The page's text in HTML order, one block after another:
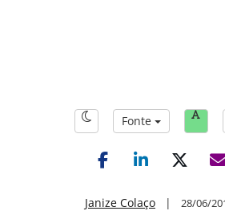
Fonte
Janize Colaço | 28/06/